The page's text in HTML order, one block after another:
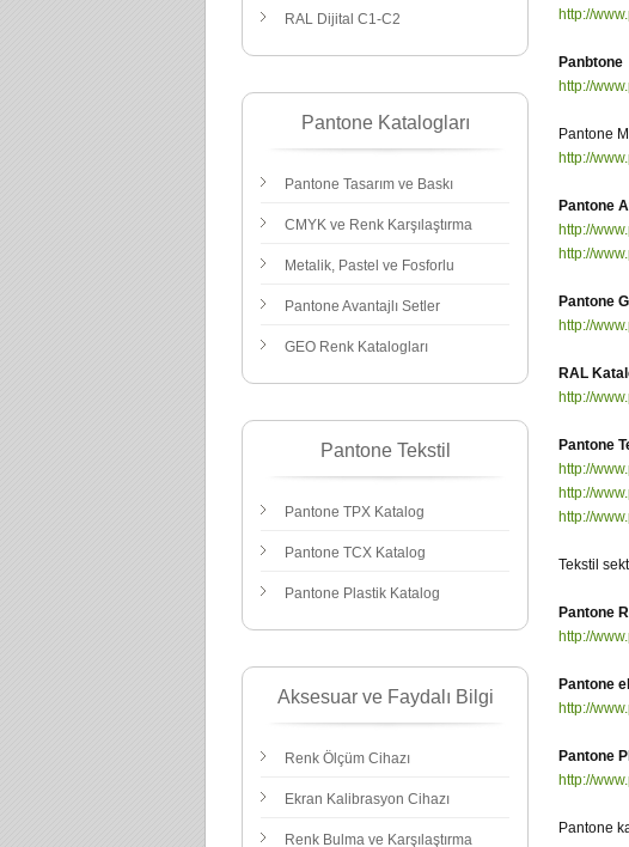
RAL Dijital C1-C2
Pantone Katalogları
Pantone Tasarım ve Baskı
CMYK ve Renk Karşılaştırma
Metalik, Pastel ve Fosforlu
Pantone Avantajlı Setler
GEO Renk Katalogları
Pantone Tekstil
Pantone TPX Katalog
Pantone TCX Katalog
Pantone Plastik Katalog
Aksesuar ve Faydalı Bilgi
Renk Ölçüm Cihazı
Ekran Kalibrasyon Cihazı
Renk Bulma ve Karşılaştırma
http://
http://
Pantone
http://
Pantone
http://
http://
Pantone
http://
RAL
http://
Pantone
http://
http://
http://
Tekstil
Pantone
http://
Pantone
http://
Pantone
http://
Pantone